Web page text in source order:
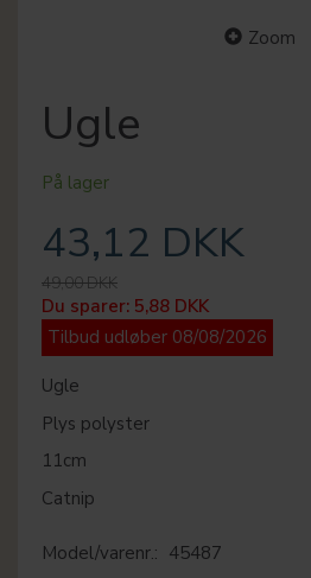
Zoom
Ugle
På lager
43,12 DKK
49,00 DKK
Du sparer: 5,88 DKK
Tilbud udløber 08/08/2026
Ugle
Plys polyster
11cm
Catnip
Model/varenr.: 45487